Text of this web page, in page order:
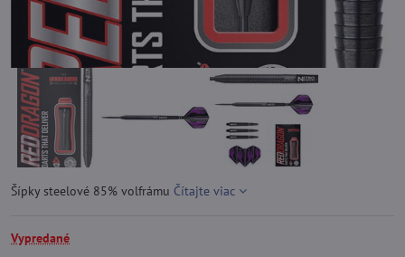
Šípky steelové 85% volfrámu Čítajte viac
Vypredané